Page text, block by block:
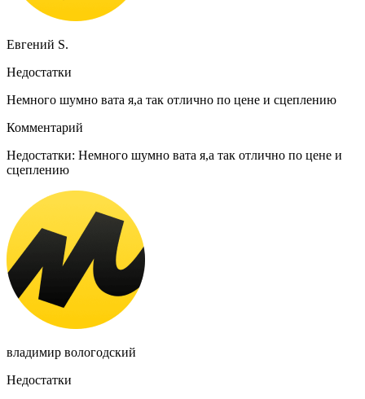
Евгений S.
Недостатки
Немного шумно вата я,а так отлично по цене и сцеплению
Комментарий
Недостатки: Немного шумно вата я,а так отлично по цене и
сцеплению
владимир вологодский
Недостатки